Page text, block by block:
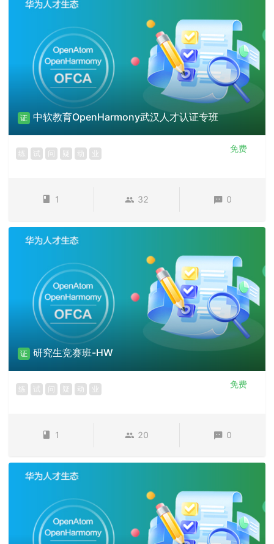
证 中软教育OpenHarmony武汉人才认证专班
练 试 问 疑 动 业 免费
1 32 0
证 研究生竞赛班-HW
练 试 问 疑 动 业 免费
1 20 0